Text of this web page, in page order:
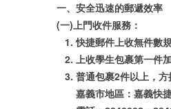
一、安全迅速的郵遞效率
(一)上門收件服務：
快捷郵件上收無件數
上收學生包裹第一件
普通包裹2件以上，
嘉義市地區：嘉義快